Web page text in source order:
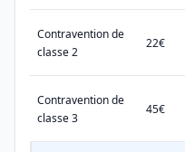
Contravention de
classe 2
22€
Contravention de
classe 3
45€